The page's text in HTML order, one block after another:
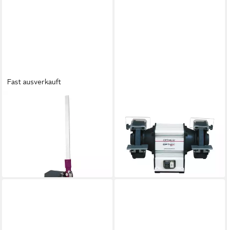
Fast ausverkauft
lieferbar - in 9-11 Werktagen bei
Doppelschleifmaschine
OPTIgrind GU 20 (400 V)
342,41 €
lieferbar - in 3-4 Werktagen bei dir